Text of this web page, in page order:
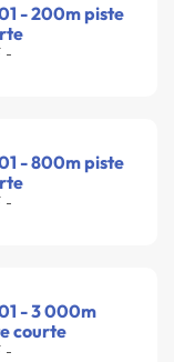
- 200m piste
-
- 800m piste
-
- 3 000m
courte
-